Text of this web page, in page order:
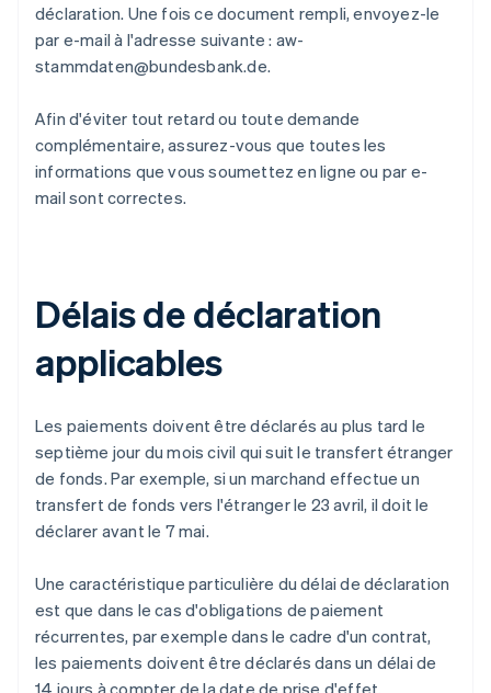
déclaration. Une fois ce document rempli, envoyez-le
par e-mail à l'adresse suivante : aw-
stammdaten@bundesbank.de.
Afin d'éviter tout retard ou toute demande
complémentaire, assurez-vous que toutes les
informations que vous soumettez en ligne ou par e-
mail sont correctes.
Délais de déclaration
applicables
Les paiements doivent être déclarés au plus tard le
septième jour du mois civil qui suit le transfert étranger
de fonds. Par exemple, si un marchand effectue un
transfert de fonds vers l'étranger le 23 avril, il doit le
déclarer avant le 7 mai.
Une caractéristique particulière du délai de déclaration
est que dans le cas d'obligations de paiement
récurrentes, par exemple dans le cadre d'un contrat,
les paiements doivent être déclarés dans un délai de